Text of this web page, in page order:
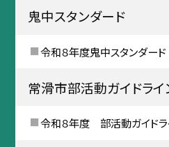
鬼中スタンダード
令和８年度鬼中スタンダード
常滑市部活動ガイドライ
令和８年度 部活動ガイドラ